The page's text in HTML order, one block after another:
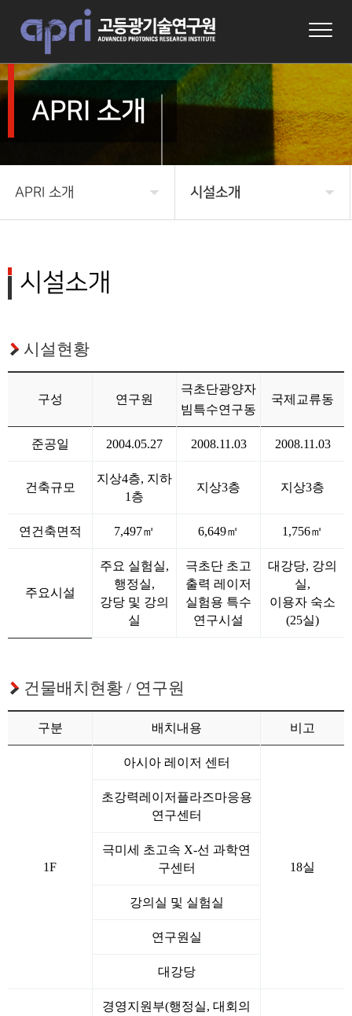
APRI 소개
APRI 소개
연구
알림마당
시설소개
조직도
시설소개
오시는 길
시설소개
시설현황
구성 연구원
극초단광양자
빔특수연구동
국제교류동
준공일 2004.05.27 2008.11.03 2008.11.03
건축규모
지상4층, 지하
1층
지상3층 지상3층
연건축면적 7,497㎡ 6,649㎡ 1,756㎡
주요시설
주요 실험실,
행정실,
강당 및 강의
실
극초단 초고
출력 레이저
실험용 특수
연구시설
대강당, 강의
실,
이용자 숙소
(25실)
건물배치현황 / 연구원
구분 배치내용 비고
1F
아시아 레이저 센터
18실
초강력레이저플라즈마응용
연구센터
극미세 초고속 X-선 과학연
구센터
강의실 및 실험실
연구원실
대강당
경영지원부(행정실, 대회의